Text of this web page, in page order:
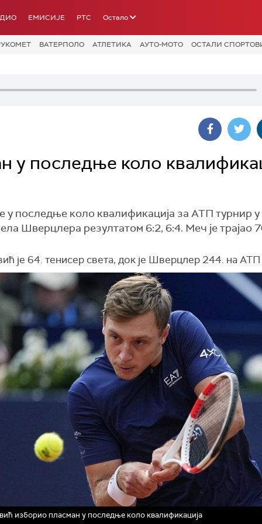
ЕМИСИЈЕ РТС Остало
ВАТЕРПОЛО АТЛЕТИКА АУТО-МОТО ОСТАЛИ
у последње коло
последње коло квалификација за АТП турнир у
Шверцлера резултатом 6:2, 6:4. Меч је трајао
је 64. тенисер света, док је Шверцлер 244. на АТП
изборио пласман у последње коло квалификација